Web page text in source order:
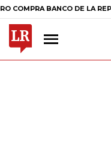
BANCO DE LA REPÚBLICA